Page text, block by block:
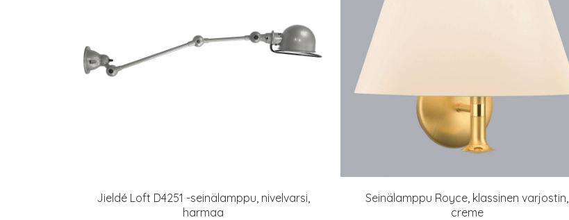
Jieldé Loft D4251 -seinälamppu, nivelvarsi,
harmaa
Seinälamppu Royce, klassinen varjostin,
creme